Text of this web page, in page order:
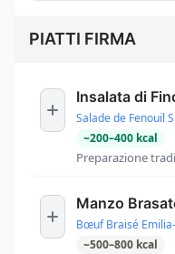
PIATTI FIRMA
Insalata di
Salade de Fenouil
~200–400 kcal
Preparazione
Manzo
Bœuf Braisé
~500–800 kcal